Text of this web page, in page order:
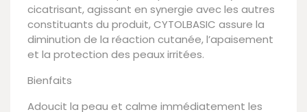
cicatrisant, agissant en synergie avec les autres
constituants du produit, CYTOLBASIC assure la
diminution de la réaction cutanée, l’apaisement
et la protection des peaux irritées.
Bienfaits
Adoucit la peau et calme immédiatement les